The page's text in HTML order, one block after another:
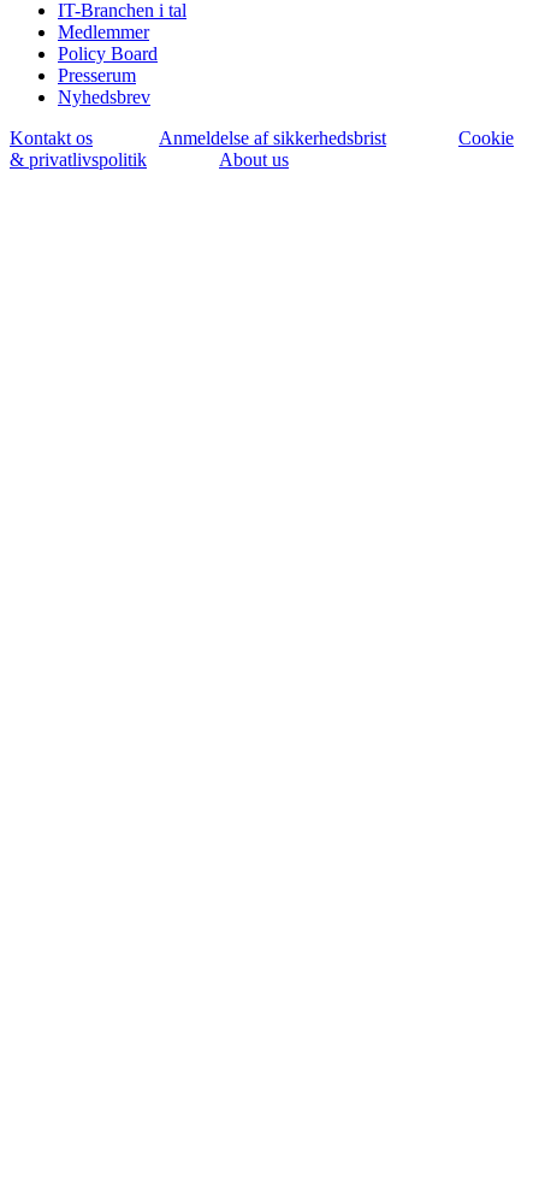
IT-Branchen i tal
Medlemmer
Policy Board
Presserum
Nyhedsbrev
Kontakt os
Anmeldelse af sikkerhedsbrist
Cookie
& privatlivspolitik
About us